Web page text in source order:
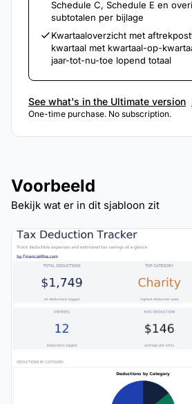
Schedule C, Schedule E en
subtotalen per bijlage
Kwartaaloverzicht met
kwartaal met kwartaal-op-
jaar-tot-nu-toe lopend totaal
See what's in the Ultimate version
One-time purchase. No subscription.
Voorbeeld
Bekijk wat er in dit sjabloon zit